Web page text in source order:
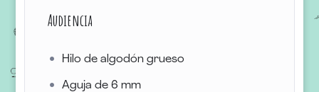
Audiencia
Hilo de algodón grueso
Aguja de 6 mm